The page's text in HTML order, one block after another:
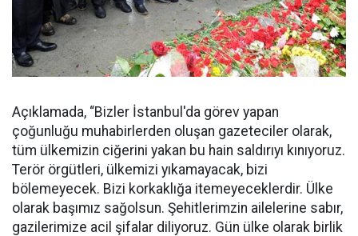
Açıklamada, “Bizler İstanbul'da görev yapan
çoğunluğu muhabirlerden oluşan gazeteciler olarak,
tüm ülkemizin ciğerini yakan bu hain saldırıyı kınıyoruz.
Terör örgütleri, ülkemizi yıkamayacak, bizi
bölemeyecek. Bizi korkaklığa itemeyeceklerdir. Ülke
olarak başımız sağolsun. Şehitlerimzin ailelerine sabır,
gazilerimize acil şifalar diliyoruz. Gün ülke olarak birlik